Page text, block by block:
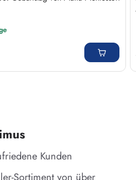
Kunden
Sortiment von über